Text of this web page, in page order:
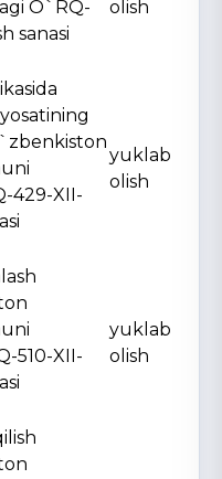
O`RQ-
sanasi
olish
429-XII-
yuklab
olish
510-XII-
yuklab
olish